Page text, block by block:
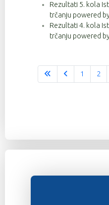
Rezultati 5. kola
trčanju powered
Rezultati 4. kola
trčanju powered
1
2